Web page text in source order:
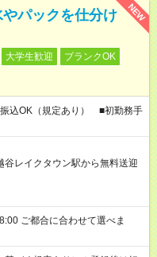
NEW
パックを仕分け
大学生歓迎
ブランクOK
込OK（規定あり） ■初勤務手
谷レイクタウン駅から無料送迎
ご都合に合わせて選べま